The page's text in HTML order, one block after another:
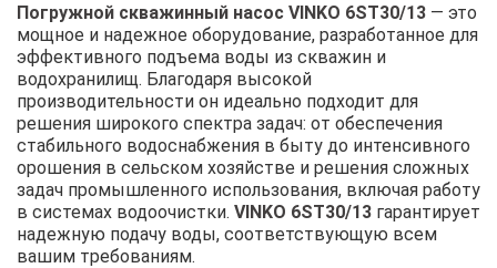
Погружной скважинный насос VINKO 6ST30/13 — это
мощное и надежное оборудование, разработанное для
эффективного подъема воды из скважин и
водохранилищ. Благодаря высокой
производительности он идеально подходит для
решения широкого спектра задач: от обеспечения
стабильного водоснабжения в быту до интенсивного
орошения в сельском хозяйстве и решения сложных
задач промышленного использования, включая работу
в системах водоочистки. VINKO 6ST30/13 гарантирует
надежную подачу воды, соответствующую всем
вашим требованиям.